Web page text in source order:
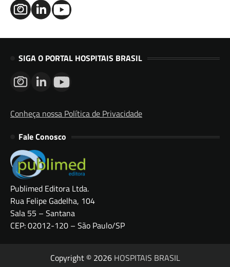
SIGA O PORTAL HOSPITAIS BRASIL
Conheça nossa Política de Privacidade
Fale Conosco
Publimed Editora Ltda.
Rua Felipe Gadelha, 104
Sala 55 – Santana
CEP: 02012-120 – São Paulo/SP
Copyright © 2026 HOSPITAIS BRASIL